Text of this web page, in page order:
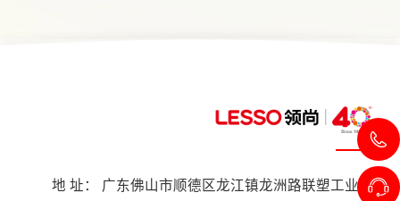
地 址： 广东佛山市顺德区龙江镇龙洲路联塑工业村